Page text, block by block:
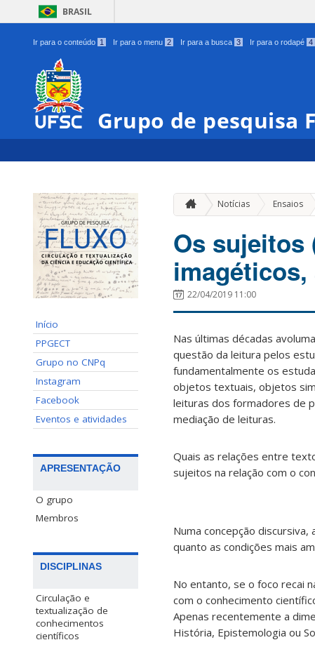
BRASIL
Ir para o conteúdo 1 Ir para o menu 2 Ir para a busca 3 Ir para o rodapé 4
Grupo de pesquisa
Início
PPGECT
Grupo no CNPq
Instagram
Facebook
Eventos e atividades
APRESENTAÇÃO
O grupo
Membros
DISCIPLINAS
Circulação e
textualização de
conhecimentos
científicos
Notícias Ensaios »
Os sujeitos
22/04/2019 11:00
Nas últimas décadas
questão da leitura pelos
fundamentalmente os
objetos textuais, objetos
leituras dos formadores de
mediação de leituras.
Quais as relações entre
sujeitos na relação com o
Numa concepção
quanto as condições mais
No entanto, se o foco recai
com o conhecimento
Apenas recentemente a
História, Epistemologia ou